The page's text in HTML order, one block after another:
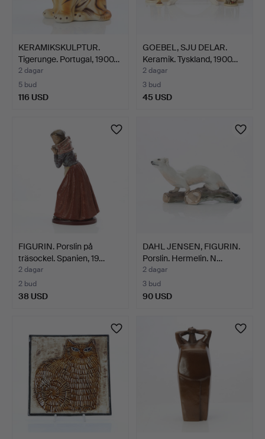
KERAMIKSKULPTUR.
Tigerunge. Portugal, 1900…
2 dagar
5 bud
116 USD
GOEBEL, SJU DELAR.
Keramik. Tyskland, 1900…
2 dagar
3 bud
45 USD
FIGURIN. Porslin på
träsockel. Spanien, 19…
2 dagar
2 bud
38 USD
DAHL JENSEN, FIGURIN.
Porslin. Hermelin. N…
2 dagar
3 bud
90 USD